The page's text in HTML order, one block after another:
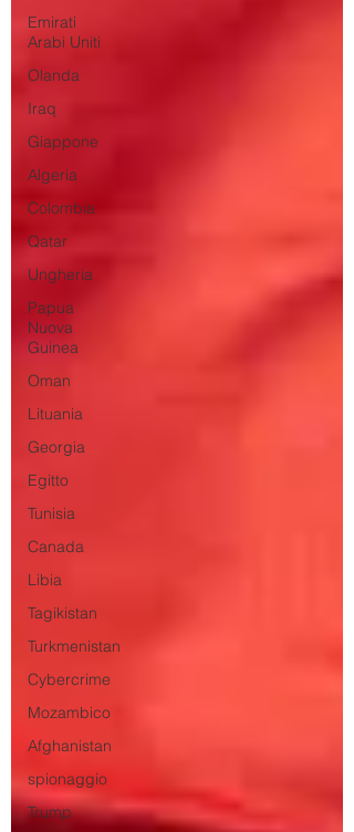
Emirati
Arabi Uniti
Olanda
Iraq
Giappone
Algeria
Colombia
Qatar
Ungheria
Papua
Nuova
Guinea
Oman
Lituania
Georgia
Egitto
Tunisia
Canada
Libia
Tagikistan
Turkmenistan
Cybercrime
Mozambico
Afghanistan
spionaggio
Trump